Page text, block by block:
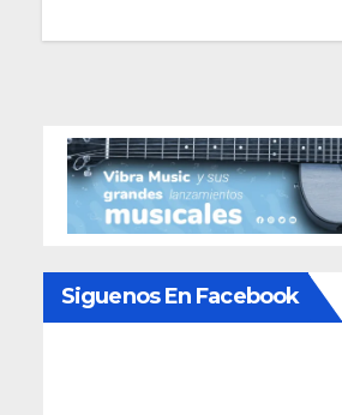
Siguenos En Facebook